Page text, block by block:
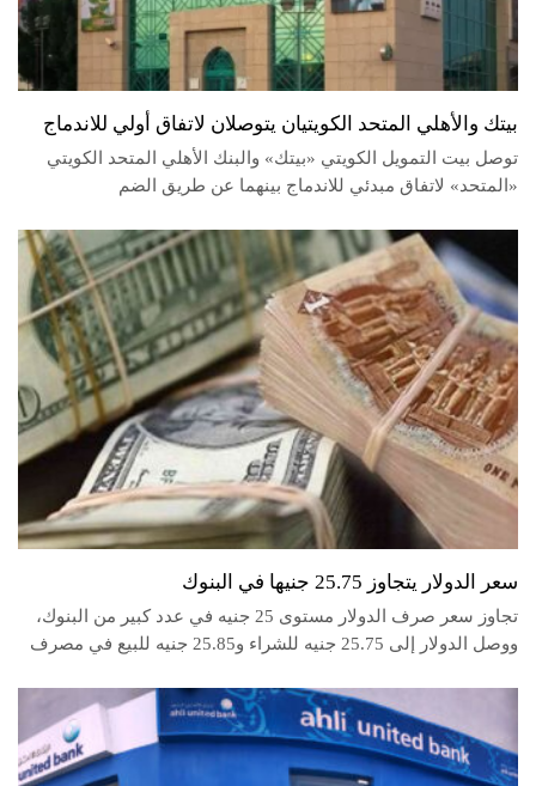
بيتك والأهلي المتحد الكويتيان يتوصلان لاتفاق أولي للاندماج
توصل بيت التمويل الكويتي «بيتك» والبنك الأهلي المتحد الكويتي
«المتحد» لاتفاق مبدئي للاندماج بينهما عن طريق الضم
سعر الدولار يتجاوز 25.75 جنيها في البنوك
تجاوز سعر صرف الدولار مستوى 25 جنيه في عدد كبير من البنوك،
ووصل الدولار إلى 25.75 جنيه للشراء و25.85 جنيه للبيع في مصرف